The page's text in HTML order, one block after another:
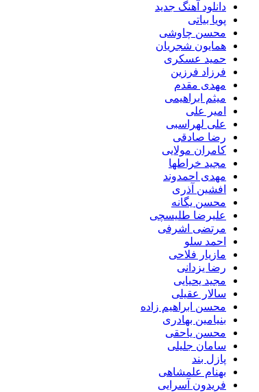
دانلود آهنگ جدید
پویا بیاتی
محسن چاوشی
همایون شجریان
حمید عسکری
فرزاد فرزین
مهدی مقدم
میثم ابراهیمی
امیر علی
علی لهراسبی
رضا صادقی
کامران مولایی
مجید خراطها
مهدی احمدوند
افشین آذری
محسن یگانه
علیرضا طلیسچی
مرتضی اشرفی
احمد سلو
مازیار فلاحی
رضا یزدانی
مجید یحیایی
سالار عقیلی
محسن ابراهیم زاده
بنیامین بهادری
محسن یاحقی
سامان جلیلی
پازل بند
بهنام علمشاهی
فریدون آسرایی